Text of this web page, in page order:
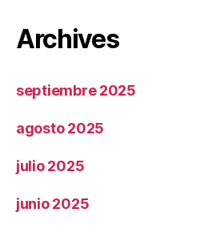
Archives
septiembre 2025
agosto 2025
julio 2025
junio 2025